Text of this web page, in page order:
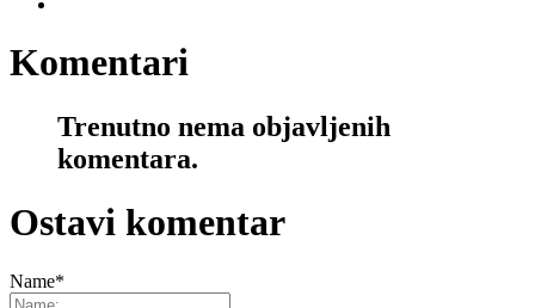
Komentari
Trenutno nema objavljenih
komentara.
Ostavi komentar
Name*